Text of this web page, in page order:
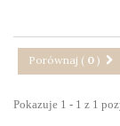
Porównaj ( 0 )
Pokazuje 1 - 1 z 1